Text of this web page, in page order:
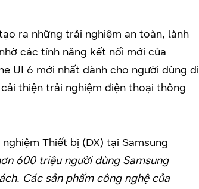
ra những trải nghiệm an toàn, lành
các tính năng kết nối mới của
UI 6 mới nhất dành cho người dùng di
thiện trải nghiệm điện thoại thông
Thiết bị (DX) tại Samsung
600 triệu người dùng Samsung
Các sản phẩm công nghệ của